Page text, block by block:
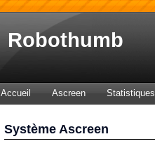
Robothumb
Accueil Ascreen Statistiques
Système Ascreen